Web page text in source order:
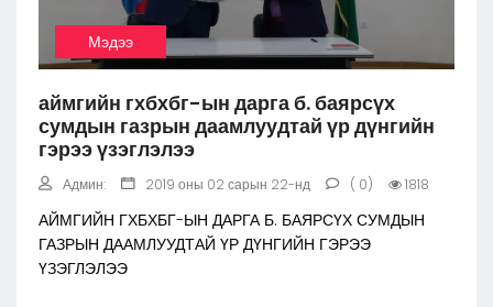
Мэдээ
аймгийн гхбхбг-ын дарга б. баярсүх
сумдын газрын даамлуудтай үр дүнгийн
гэрээ үзэглэлээ
Админ: 2019 оны 02 сарын 22-нд ( 0) 1818
АЙМГИЙН ГХБХБГ-ЫН ДАРГА Б. БАЯРСҮХ СУМДЫН
ГАЗРЫН ДААМЛУУДТАЙ ҮР ДҮНГИЙН ГЭРЭЭ
ҮЗЭГЛЭЛЭЭ